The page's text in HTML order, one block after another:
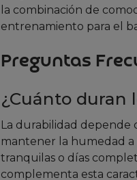
la combinación de
entrenamiento para el
Preguntas
¿Cuánto duran
La durabilidad depende
mantener la humedad a
tranquilas o días
complementa esta